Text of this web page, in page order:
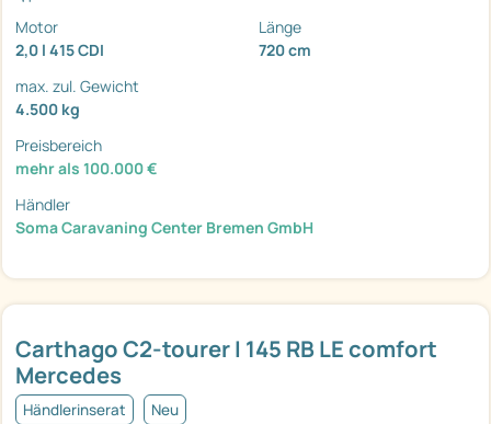
Carthago C2-tourer I 145 RB LE comfort
Mercedes
Händlerinserat Neu
Motor
2,0 l 415 CDI
Länge
720 cm
max. zul. Gewicht
4.500 kg
Preisbereich
mehr als 100.000 €
Händler
Soma Caravaning Center Bremen GmbH